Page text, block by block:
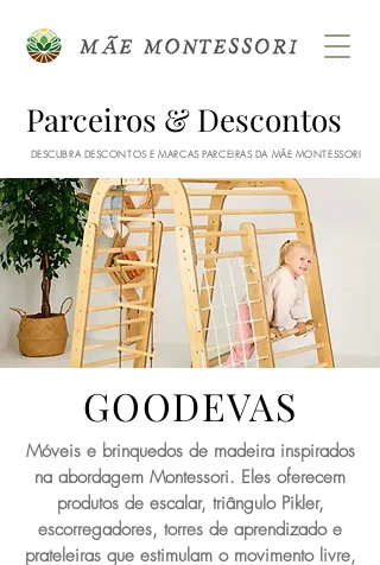
Parceiros & Descontos
DESCUBRA DESCONTOS E MARCAS PARCEIRAS DA MÃE MONTESSORI
GOODEVAS
Móveis e brinquedos de madeira inspirados
na abordagem Montessori. Eles oferecem
produtos de escalar, triângulo Pikler,
escorregadores, torres de aprendizado e
prateleiras que estimulam o movimento livre,